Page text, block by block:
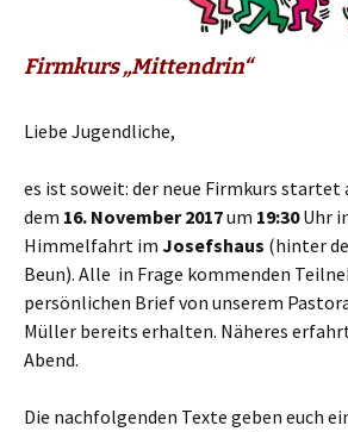
Firmkurs „Mittendrin“
Liebe Jugendliche,
es ist soweit: der neue Firmkurs startet
dem 16. November 2017um 19:30Uhr
Himmelfahrt im Josefshaus (hinter
Beun). Alle in Frage kommenden
persönlichen Brief von unserem
Müller bereits erhalten. Näheres
Abend.
Die nachfolgenden Texte geben euch